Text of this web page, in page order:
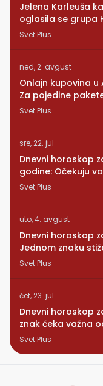
Jelena Karleuša
oglasila se grupa
RUNDE je naša!
Svet Plus
ned, 2. avgust
Onlajn kupovina u
Za pojedine
Svet Plus
sre, 22. jul
Dnevni horoskop
godine: Očekuju
Svet Plus
uto, 4. avgust
Dnevni horoskop
Jednom znaku
dugo čekao
Svet Plus
čet, 23. jul
Dnevni horoskop
znak čeka važna
stiže iznenađenje
Svet Plus